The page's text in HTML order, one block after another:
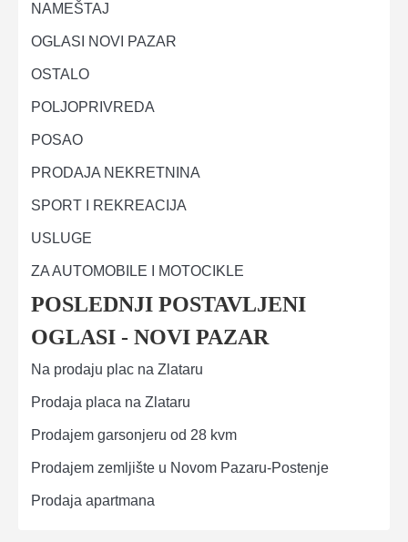
NAMEŠTAJ
OGLASI NOVI PAZAR
OSTALO
POLJOPRIVREDA
POSAO
PRODAJA NEKRETNINA
SPORT I REKREACIJA
USLUGE
ZA AUTOMOBILE I MOTOCIKLE
POSLEDNJI POSTAVLJENI
OGLASI - NOVI PAZAR
Na prodaju plac na Zlataru
Prodaja placa na Zlataru
Prodajem garsonjeru od 28 kvm
Prodajem zemljište u Novom Pazaru-Postenje
Prodaja apartmana